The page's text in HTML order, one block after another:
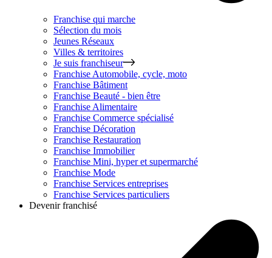
Franchise qui marche
Sélection du mois
Jeunes Réseaux
Villes & territoires
Je suis franchiseur
Franchise Automobile, cycle, moto
Franchise Bâtiment
Franchise Beauté - bien être
Franchise Alimentaire
Franchise Commerce spécialisé
Franchise Décoration
Franchise Restauration
Franchise Immobilier
Franchise Mini, hyper et supermarché
Franchise Mode
Franchise Services entreprises
Franchise Services particuliers
Devenir franchisé